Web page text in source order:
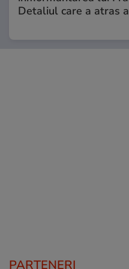
Detaliul care a atras
PARTENERI